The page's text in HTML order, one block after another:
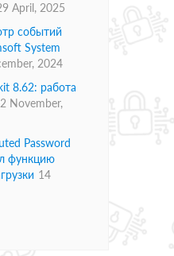
April, 2025
событий
System
2024
8.62: работа
November,
Password
функцию
14